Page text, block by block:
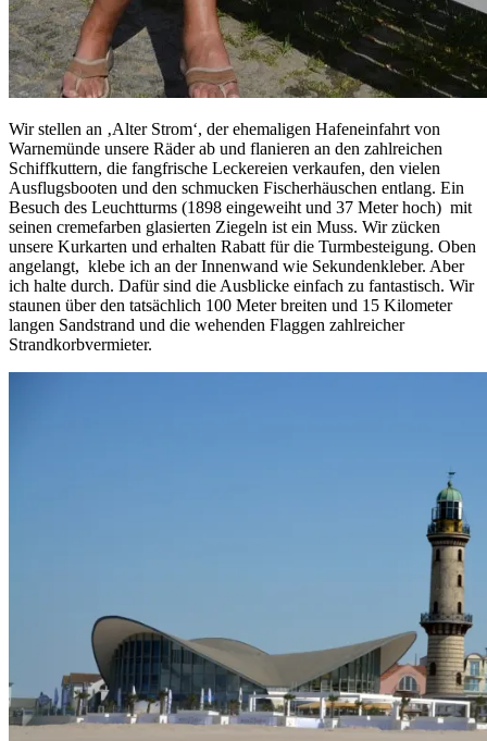
Wir stellen an ‚Alter Strom‘, der ehemaligen Hafeneinfahrt von
Warnemünde unsere Räder ab und flanieren an den zahlreichen
Schiffkuttern, die fangfrische Leckereien verkaufen, den vielen
Ausflugsbooten und den schmucken Fischerhäuschen entlang. Ein
Besuch des Leuchtturms (1898 eingeweiht und 37 Meter hoch) mit
seinen cremefarben glasierten Ziegeln ist ein Muss. Wir zücken
unsere Kurkarten und erhalten Rabatt für die Turmbesteigung. Oben
angelangt, klebe ich an der Innenwand wie Sekundenkleber. Aber
ich halte durch. Dafür sind die Ausblicke einfach zu fantastisch. Wir
staunen über den tatsächlich 100 Meter breiten und 15 Kilometer
langen Sandstrand und die wehenden Flaggen zahlreicher
Strandkorbvermieter.